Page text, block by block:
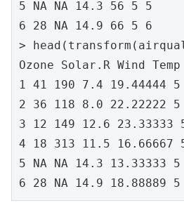
5 NA NA 14.3 56 5 5
6 28 NA 14.9 66 5 6
>
Ozone Solar.R Wind
1 41 190 7.4 19.44444
2 36 118 8.0 22.22222
3 12 149 12.6 23.33333
4 18 313 11.5 16.66667
5 NA NA 14.3 13.33333 5
6 28 NA 14.9 18.88889